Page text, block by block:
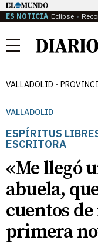
ES NOTICIA Eclipse
Menú
VALLADOLID
VALLADOLID
ESPÍRITUS
ESCRITORA
«Me llegó
abuela,
cuentos
primera